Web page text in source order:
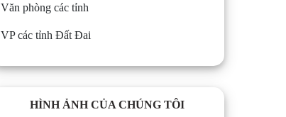
Văn phòng các tỉnh
VP các tỉnh Đất Đai
HÌNH ẢNH CỦA CHÚNG TÔI